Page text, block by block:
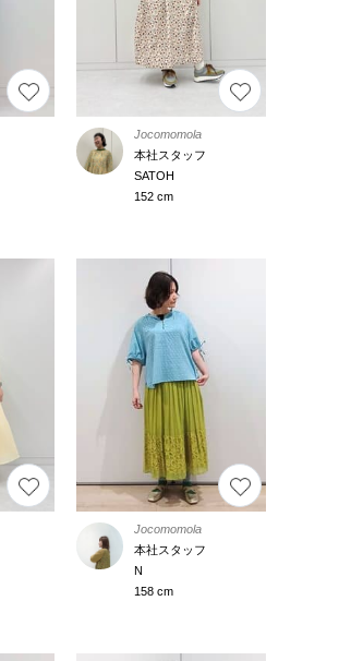
Jocomomola
本社スタッフ
SATOH
152 cm
Jocomomola
本社スタッフ
N
158 cm